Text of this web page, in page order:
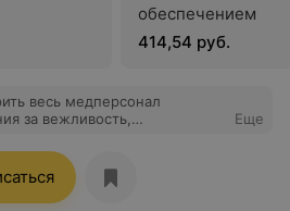
обеспечением
414,54 руб.
весь медперсонал
за вежливость,
Особую
отделения Карпович В.Е.
Также огромное
Еще